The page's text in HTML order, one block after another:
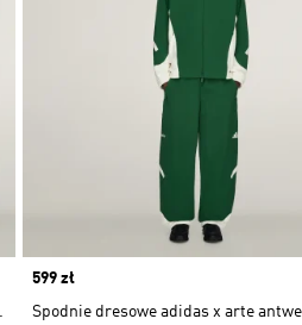
Price
599 zł
Spodnie dresowe adidas x arte